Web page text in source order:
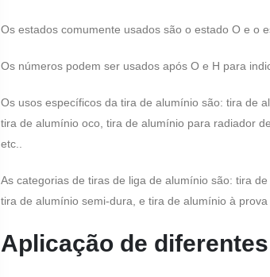
Os estados comumente usados ​​são o estado O e o
Os números podem ser usados ​​após O e H para
Os usos específicos da tira de alumínio são: tira de
tira de alumínio oco, tira de alumínio para radiador
etc..
As categorias de tiras de liga de alumínio são: tira
tira de alumínio semi-dura, e tira de alumínio à prova
Aplicação de